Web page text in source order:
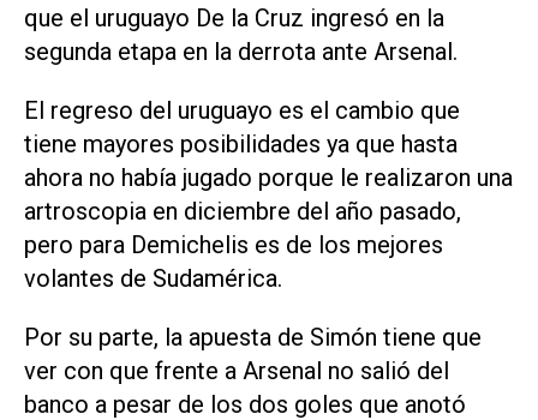
que el uruguayo De la Cruz ingresó en la
segunda etapa en la derrota ante Arsenal.
El regreso del uruguayo es el cambio que
tiene mayores posibilidades ya que hasta
ahora no había jugado porque le realizaron una
artroscopia en diciembre del año pasado,
pero para Demichelis es de los mejores
volantes de Sudamérica.
Por su parte, la apuesta de Simón tiene que
ver con que frente a Arsenal no salió del
banco a pesar de los dos goles que anotó